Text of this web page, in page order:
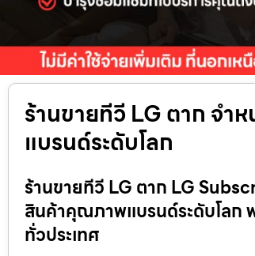
ร้านขายทีวี LG ตาก จำ
แบรนด์ระดับโลก
ร้านขายทีวี LG ตาก LG
สินค้าคุณภาพแบรนด์ระดับโลก
ทั่วประเทศ